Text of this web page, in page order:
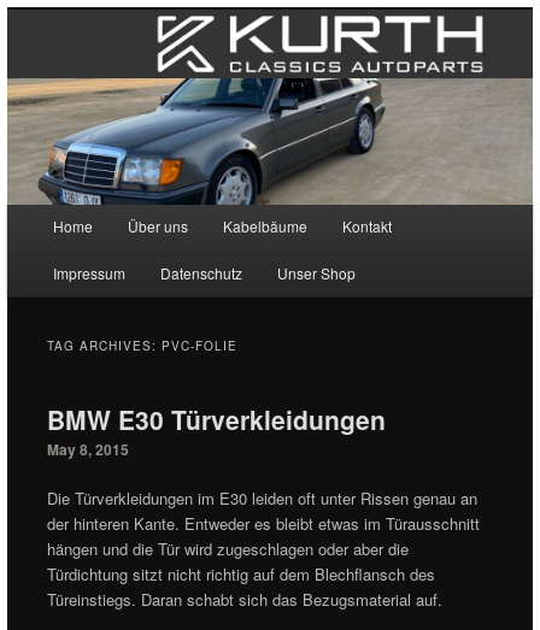
Skip to primary content
Skip to secondary content
Home Über uns Kabelbäume Kontakt
Impressum Datenschutz Unser Shop
TAG ARCHIVES: PVC-FOLIE
BMW E30 Türverkleidungen
May 8, 2015
Die Türverkleidungen im E30 leiden oft unter Rissen genau an
der hinteren Kante. Entweder es bleibt etwas im Türausschnitt
hängen und die Tür wird zugeschlagen oder aber die
Türdichtung sitzt nicht richtig auf dem Blechflansch des
Türeinstiegs. Daran schabt sich das Bezugsmaterial auf.